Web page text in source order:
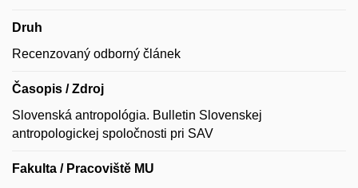
Druh
Recenzovaný odborný článek
Časopis / Zdroj
Slovenská antropológia. Bulletin Slovenskej
antropologickej spoločnosti pri SAV
Fakulta / Pracoviště MU